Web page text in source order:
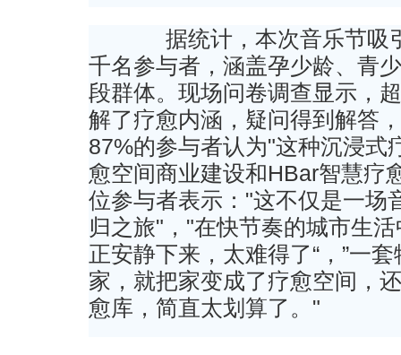
据统计，本次音乐节吸
千名参与者，涵盖孕少龄、青
段群体。现场问卷调查显示，
解了疗愈内涵，疑问得到解答
87%的参与者认为"这种沉浸式
愈空间商业建设和HBar智慧疗
位参与者表示："这不仅是一场
归之旅"，"在快节奏的城市生
正安静下来，太难得了“，”一
家，就把家变成了疗愈空间，
愈库，简直太划算了。"